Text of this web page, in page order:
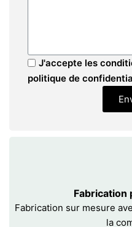
J'accepte les
politique de
Fabrication
Fabrication sur mesure
la